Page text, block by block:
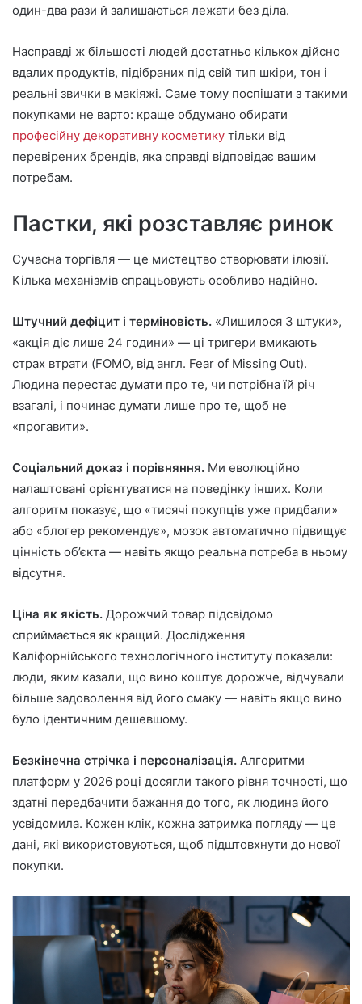
один-два рази й залишаються лежати без діла.
Насправді ж більшості людей достатньо кількох дійсно
вдалих продуктів, підібраних під свій тип шкіри, тон і
реальні звички в макіяжі. Саме тому поспішати з такими
покупками не варто: краще обдумано обирати
професійну декоративну косметику тільки від
перевірених брендів, яка справді відповідає вашим
потребам.
Пастки, які розставляє ринок
Сучасна торгівля — це мистецтво створювати ілюзії.
Кілька механізмів спрацьовують особливо надійно.
Штучний дефіцит і терміновість. «Лишилося 3 штуки»,
«акція діє лише 24 години» — ці тригери вмикають
страх втрати (FOMO, від англ. Fear of Missing Out).
Людина перестає думати про те, чи потрібна їй річ
взагалі, і починає думати лише про те, щоб не
«прогавити».
Соціальний доказ і порівняння. Ми еволюційно
налаштовані орієнтуватися на поведінку інших. Коли
алгоритм показує, що «тисячі покупців уже придбали»
або «блогер рекомендує», мозок автоматично підвищує
цінність об’єкта — навіть якщо реальна потреба в ньому
відсутня.
Ціна як якість. Дорожчий товар підсвідомо
сприймається як кращий. Дослідження
Каліфорнійського технологічного інституту показали:
люди, яким казали, що вино коштує дорожче, відчували
більше задоволення від його смаку — навіть якщо вино
було ідентичним дешевшому.
Безкінечна стрічка і персоналізація. Алгоритми
платформ у 2026 році досягли такого рівня точності, що
здатні передбачити бажання до того, як людина його
усвідомила. Кожен клік, кожна затримка погляду — це
дані, які використовуються, щоб підштовхнути до нової
покупки.